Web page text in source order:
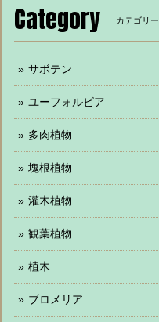
Category カテゴリー
サボテン
ユーフォルビア
多肉植物
塊根植物
灌木植物
観葉植物
植木
ブロメリア